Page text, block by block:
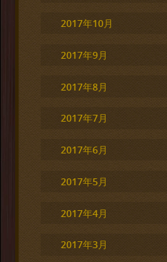
2017年10月
2017年9月
2017年8月
2017年7月
2017年6月
2017年5月
2017年4月
2017年3月